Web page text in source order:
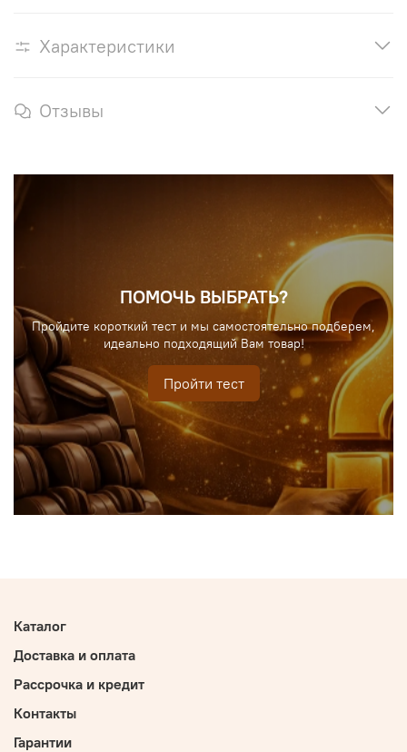
Характеристики
Отзывы
ПОМОЧЬ ВЫБРАТЬ?
Пройдите короткий тест и мы самостоятельно подберем,
идеально подходящий Вам товар!
Пройти тест
Каталог
Доставка и оплата
Рассрочка и кредит
Контакты
Гарантии